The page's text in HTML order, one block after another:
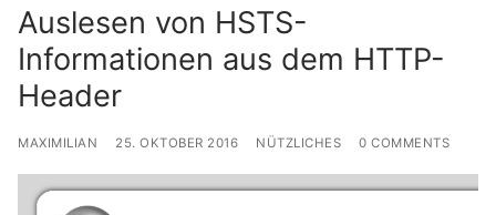
Auslesen von HSTS-
Informationen aus dem HTTP-
Header
MAXIMILIAN 25. OKTOBER 2016 NÜTZLICHES 0 COMMENTS